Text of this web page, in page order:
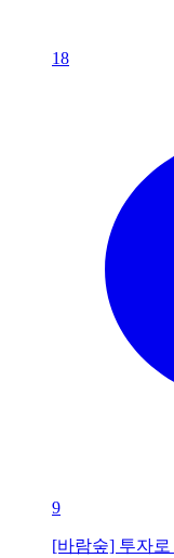
18
9
[바람숲] 투자